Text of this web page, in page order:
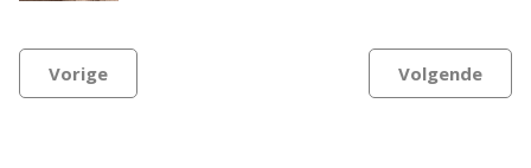
Vorige Volgende